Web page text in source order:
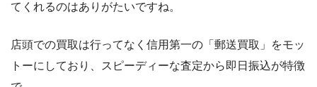
てくれるのはありがたいですね。
店頭での買取は行ってなく信用第一の「郵送買取」をモッ
トーにしており、スピーディーな査定から即日振込が特徴